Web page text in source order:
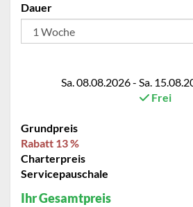
Dauer
Sa. 08.08.2026 - Sa.
Frei
Grundpreis
Rabatt 13 %
Charterpreis
Servicepauschale
Ihr Gesamtpreis